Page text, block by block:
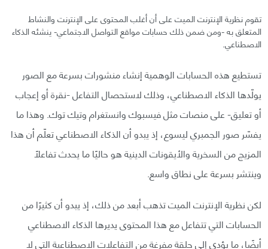
تقوم نظرية الإنترنت الميت على أن أغلب المحتوى على الإنترنت والنشاط
المتعلق به -ومن ضمن ذلك حسابات مواقع التواصل الاجتماعي- ينشئه الذكاء
الاصطناعي.
تستطيع هذه الحسابات الوهمية إنشاء منشورات بسرعة مع الصور
يولّدها الذكاء الاصطناعي، وذلك لاستحصال التفاعل -نقرة أو إعجاب
أو تعليق- على منصات مثل فيسبوك وانستغرام وتيك توك. وهذا ما
يفسّر صور الجمبري ليسوع، إذ يبدو أن الذكاء الاصطناعي تعلّم أن هذا
المزيج من السخرية والأيقونات الدينية هو حاليًا ما يحدث تفاعلًا
وينتشر بسرعة على نطاق واسع.
لكن نظرية الإنترنت الميت تذهب أبعد من ذلك، إذ يبدو أن كثيرًا من
الحسابات التي تتفاعل مع هذا المحتوى يديرها الذكاء الاصطناعي
أيضًا، ما يؤدي إلى حلقة مفرغة من التفاعلات الاصطناعية التي لا